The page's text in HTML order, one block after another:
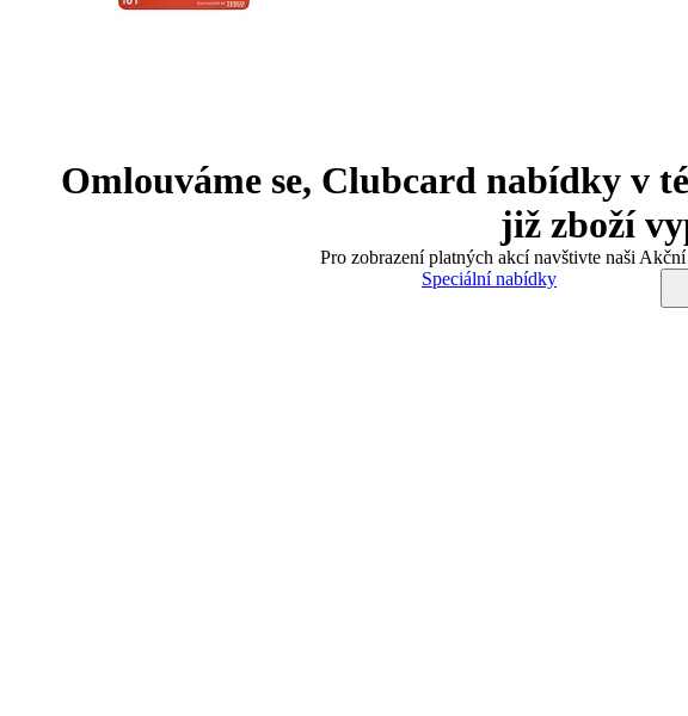
Omlouváme se, Clubcard nabídky v
již zboží
Pro zobrazení platných akcí navštivte naši
Speciální nabídky